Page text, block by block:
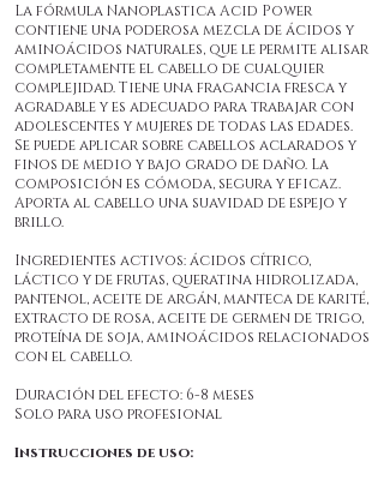
La fórmula Nanoplastica Acid Power
contiene una poderosa mezcla de ácidos y
aminoácidos naturales, que le permite alisar
completamente el cabello de cualquier
complejidad. Tiene una fragancia fresca y
agradable y es adecuado para trabajar con
adolescentes y mujeres de todas las edades.
Se puede aplicar sobre cabellos aclarados y
finos de medio y bajo grado de daño. La
composición es cómoda, segura y eficaz.
Aporta al cabello una suavidad de espejo y
brillo.
Ingredientes activos: ácidos cítrico,
láctico y de frutas, queratina hidrolizada,
pantenol, aceite de argán, manteca de karité,
extracto de rosa, aceite de germen de trigo,
proteína de soja, aminoácidos relacionados
con el cabello.
Duración del efecto: 6-8 meses
Solo para uso profesional
Instrucciones de uso: